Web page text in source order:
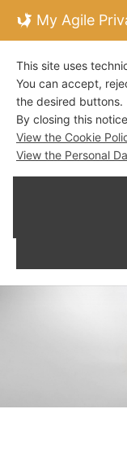
My Agile
This site uses
You can accept,
the desired buttons.
By closing this
View the Cookie
View the Personal